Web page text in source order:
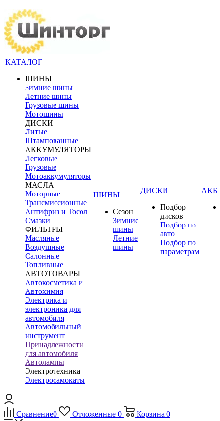
КАТАЛОГ
ШИНЫ
Зимние шины
Летние шины
Грузовые шины
Мотошины
ДИСКИ
Литые
Штампованные
АККУМУЛЯТОРЫ
Легковые
Грузовые
Мотоаккумуляторы
МАСЛА
Моторные
Трансмиссионные
Антифриз и Тосол
Смазки
ФИЛЬТРЫ
Масляные
Воздушные
Салонные
Топливные
АВТОТОВАРЫ
Автокосметика и
Автохимия
Электрика и
электроника для
автомобиля
Автомобильный
инструмент
Принадлежности
для автомобиля
Автолампы
Электротехника
Электросамокаты
ШИНЫ
Сезон
Зимние
шины
Летние
шины
ДИСКИ
Подбор
дисков
Подбор по
авто
Подбор по
параметрам
АКБ
Сравнение0 Отложенные 0 Корзина 0